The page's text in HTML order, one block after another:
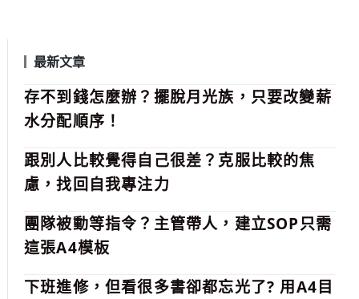
最新文章
存不到錢怎麼辦？擺脫月光族，只要改變薪
水分配順序！
跟別人比較覺得自己很差？克服比較的焦
慮，找回自我專注力
團隊被動等指令？主管帶人，建立SOP只需
這張A4模板
下班進修，但看很多書卻都忘光了? 用A4目